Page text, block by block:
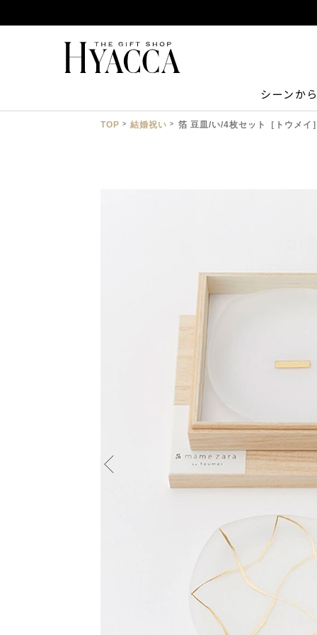
シーンか
TOP 結婚祝い 箔 豆皿/い/4枚セット［トウメイ